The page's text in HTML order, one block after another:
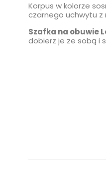
Korpus w kolorze
czarnego uchwytu
Szafka na obuwie
dobierz je ze sobą i